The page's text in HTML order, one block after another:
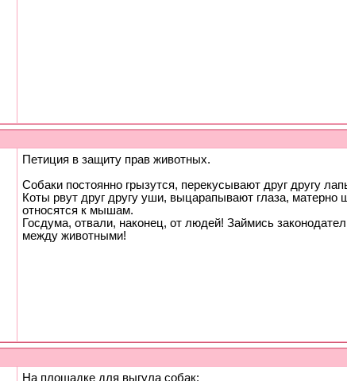
Петиция в защиту прав животных.
Собаки постоянно грызутся, перекусывают друг другу
Коты рвут друг другу уши, выцарапывают глаза, матерно
относятся к мышам.
Госдума, отвали, наконец, от людей! Займись
между животными!
На площадке для выгула собак: